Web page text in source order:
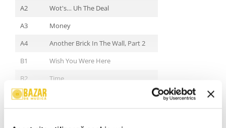
A2
Wot's… Uh The Deal
A3
Money
A4
Another Brick In The Wall, Part 2
B1
Wish You Were Here
B2
Time
B3